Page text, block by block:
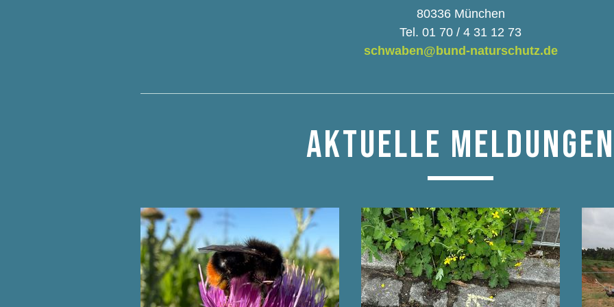
80336 München
Tel. 01 70 / 4 31 12 73
schwaben@bund-naturschutz.de
AKTUELLE